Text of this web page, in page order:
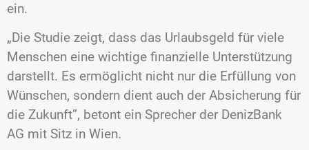
ein.
„Die Studie zeigt, dass das Urlaubsgeld für viele
Menschen eine wichtige finanzielle Unterstützung
darstellt. Es ermöglicht nicht nur die Erfüllung von
Wünschen, sondern dient auch der Absicherung für
die Zukunft”, betont ein Sprecher der DenizBank
AG mit Sitz in Wien.